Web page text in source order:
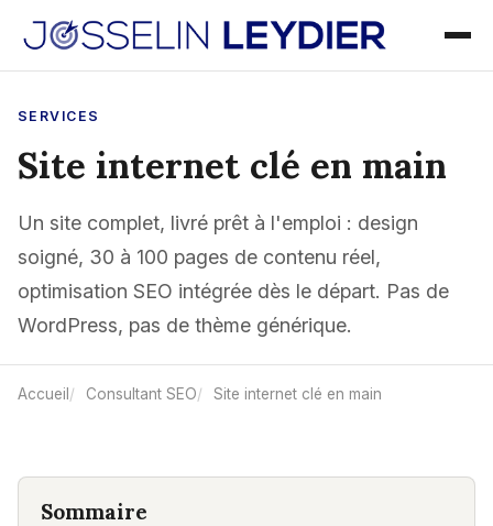
SERVICES
Site internet clé en main
Un site complet, livré prêt à l'emploi : design
soigné, 30 à 100 pages de contenu réel,
optimisation SEO intégrée dès le départ. Pas de
WordPress, pas de thème générique.
Accueil Consultant SEO Site internet clé en main
Sommaire